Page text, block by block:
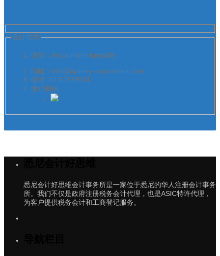
会计信息
微信：AccountantHurstville
电邮：info@sydney-accountant.com
电话: 02 82833924
微信扫码：
悉尼会计好思维会计事务所是一家位于悉尼的华人注册会计事务
所。我们不仅是政府注册税务会计代理，也是ASIC特许代理，
为客户提供税务会计和工商登记服务。